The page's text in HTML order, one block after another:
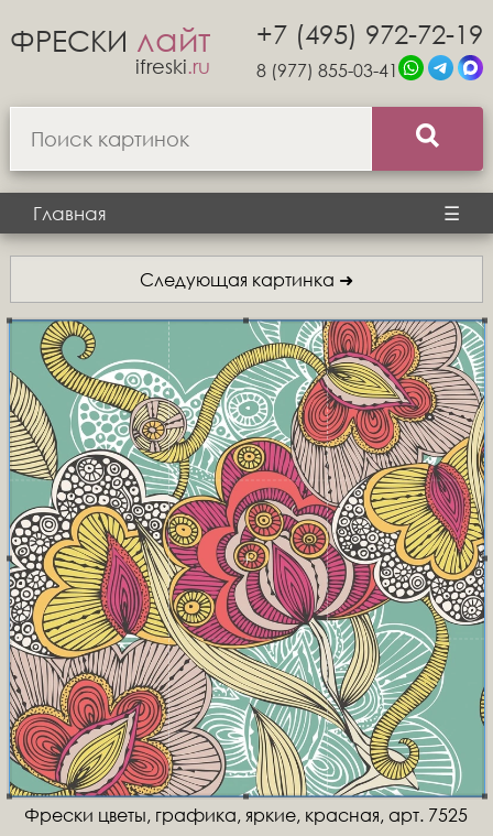
ФРЕСКИ лайт
ifreski.ru
+7 (495) 972-72-19
8 (977) 855-03-41
Главная ☰
Следующая картинка ➜
Фрески цветы, графика, яркие, красная, арт. 7525